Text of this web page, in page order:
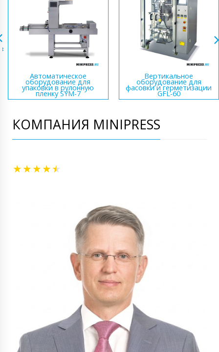
Автоматическое
оборудование для
упаковки в рулонную
пленку SYM-7
Вертикальное
оборудование для
фасовки и герметизации
GFL-60
КОМПАНИЯ MINIPRESS